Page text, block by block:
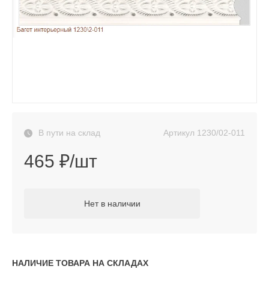
В пути на склад Артикул 1230/02-011
465 ₽/шт
Нет в наличии
НАЛИЧИЕ ТОВАРА НА СКЛАДАХ